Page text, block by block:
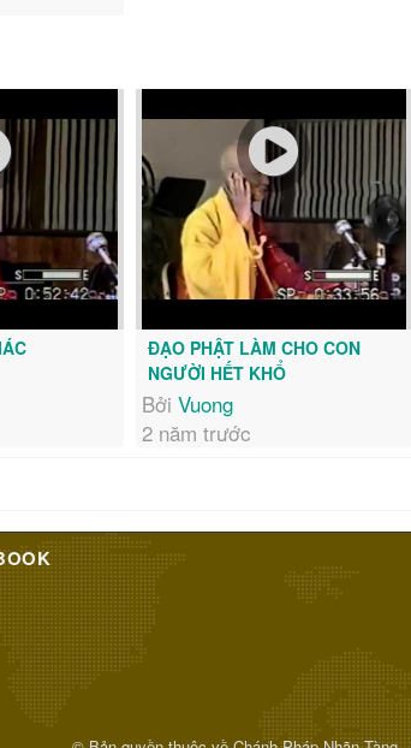
ĐẠO PHẬT LÀM CHO CON
NGƯỜI HẾT KHỔ
Bởi Vuong
2 năm trước